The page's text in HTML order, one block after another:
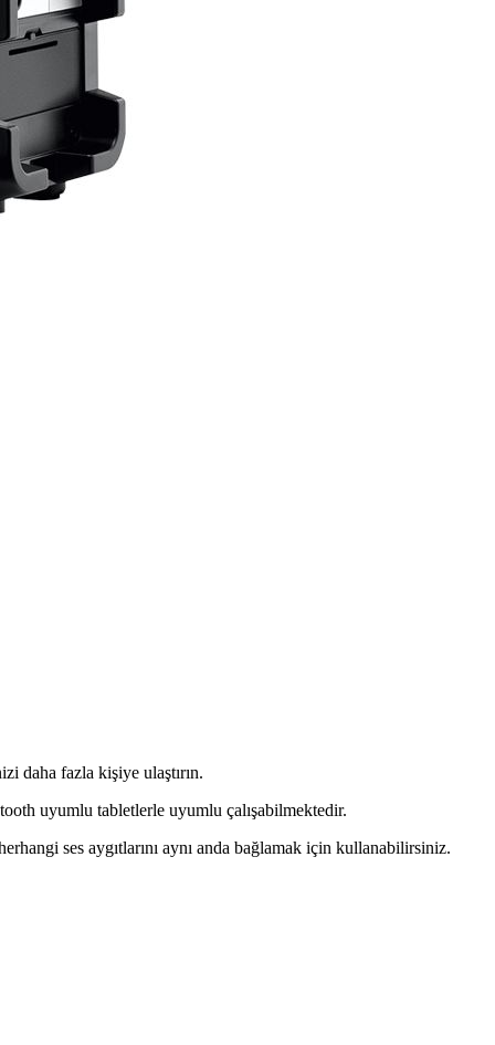
daha fazla kişiye ulaştırın.
uyumlu tabletlerle uyumlu çalışabilmektedir.
ses aygıtlarını aynı anda bağlamak için kullanabilirsiniz.